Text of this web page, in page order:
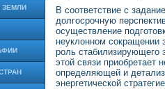
ЗЕМЛИ
В соответствие с
долгосрочную
осуществление
неуклонном сокращении
роль стабилизирующего
этой связи приобретает
определяющей и
энергетической